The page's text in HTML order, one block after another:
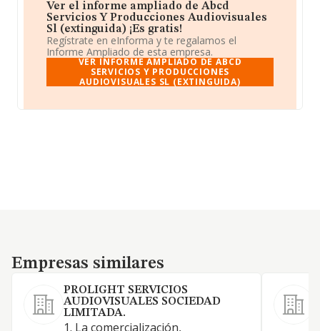
Ver el informe ampliado de Abcd
Servicios Y Producciones Audiovisuales
Sl (extinguida) ¡Es gratis!
Regístrate en eInforma y te regalamos el
Informe Ampliado de esta empresa.
VER INFORME AMPLIADO DE ABCD
SERVICIOS Y PRODUCCIONES
AUDIOVISUALES SL (EXTINGUIDA)
Empresas similares
Empresas similares
PROLIGHT SERVICIOS
AUDIOVISUALES SOCIEDAD
LIMITADA.
1. La comercialización,